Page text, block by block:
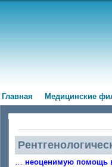
Главная Медицинские
… неоценимую помощь в